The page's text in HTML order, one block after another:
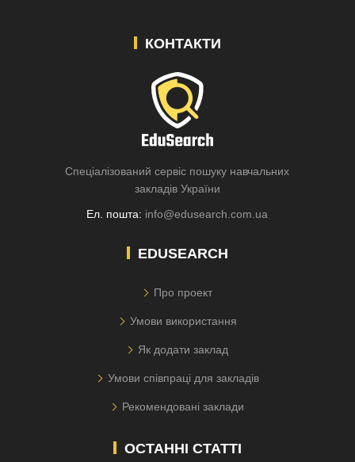
КОНТАКТИ
Спеціалізований сервіс пошуку навчальних
закладів України
Ел. пошта: info@edusearch.com.ua
EDUSEARCH
Про проект
Умови використання
Як додати заклад
Умови співпраці для закладів
Рекомендовані заклади
ОСТАННІ СТАТТІ